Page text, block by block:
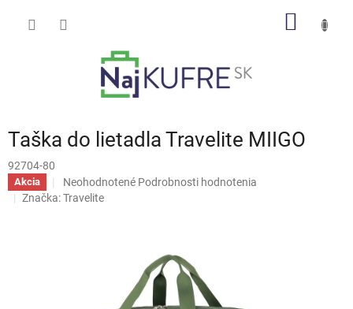
Taška do lietadla Travelite MIIGO
92704-80
Akcia
Priemerné
hodnotenie
Neohodnotené Podrobnosti hodnotenia
Značka:Travelite